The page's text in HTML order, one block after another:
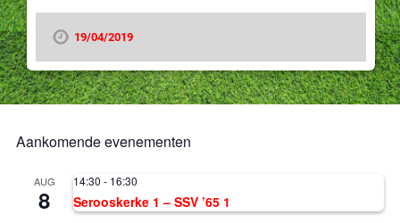
19/04/2019
Aankomende evenementen
AUG
8
14:30 - 16:30
Serooskerke 1 – SSV ’65 1